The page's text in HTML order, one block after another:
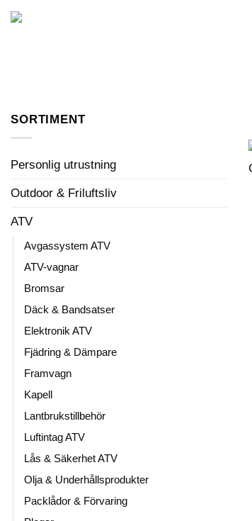
Skip
SORTIMENT
Personlig utrustning
Outdoor & Friluftsliv
ATV
Avgassystem ATV
ATV-vagnar
Bromsar
Däck & Bandsatser
Elektronik ATV
Fjädring & Dämpare
Framvagn
Kapell
Lantbrukstillbehör
Luftintag ATV
Lås & Säkerhet ATV
Olja & Underhållsprodukter
Packlådor & Förvaring